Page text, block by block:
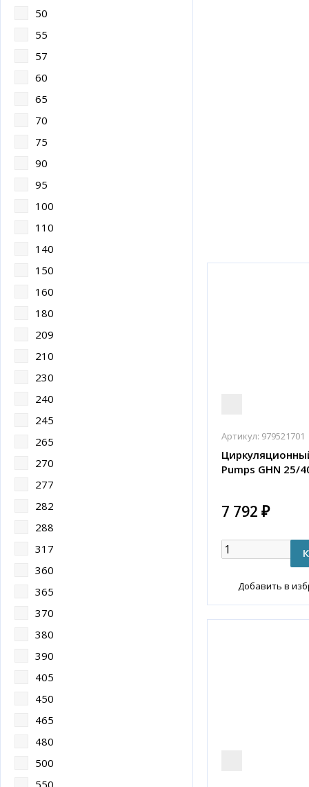
50
55
57
60
65
70
75
90
95
100
110
140
150
160
180
209
210
230
240
245
265
270
277
282
288
317
360
365
370
380
390
405
450
465
480
500
Артикул: 979521701
Pumps GHN 25/
7 792 ₽
Добавить в